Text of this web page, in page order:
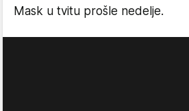
Mask u tvitu prošle nedelje.